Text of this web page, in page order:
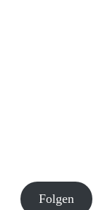
Folgen